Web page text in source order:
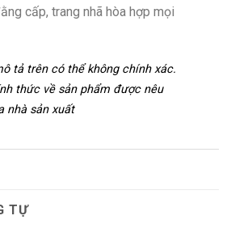
cấp, trang nhã hòa hợp mọi
tả trên có thể không chính xác.
thức về sản phẩm được nêu
nhà sản xuất
TỰ